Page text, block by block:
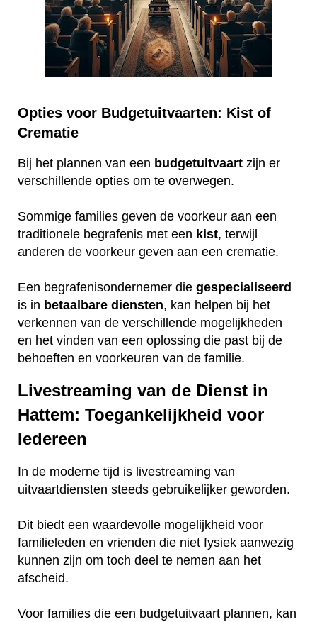
Opties voor Budgetuitvaarten: Kist of
Crematie
Bij het plannen van een budgetuitvaart zijn er
verschillende opties om te overwegen.
Sommige families geven de voorkeur aan een
traditionele begrafenis met een kist, terwijl
anderen de voorkeur geven aan een crematie.
Een begrafenisondernemer die gespecialiseerd
is in betaalbare diensten, kan helpen bij het
verkennen van de verschillende mogelijkheden
en het vinden van een oplossing die past bij de
behoeften en voorkeuren van de familie.
Livestreaming van de Dienst in
Hattem: Toegankelijkheid voor
Iedereen
In de moderne tijd is livestreaming van
uitvaartdiensten steeds gebruikelijker geworden.
Dit biedt een waardevolle mogelijkheid voor
familieleden en vrienden die niet fysiek aanwezig
kunnen zijn om toch deel te nemen aan het
afscheid.
Voor families die een budgetuitvaart plannen, kan